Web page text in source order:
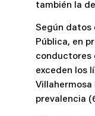
también la
Según datos
Pública, en
conductores
exceden los
prevalencia